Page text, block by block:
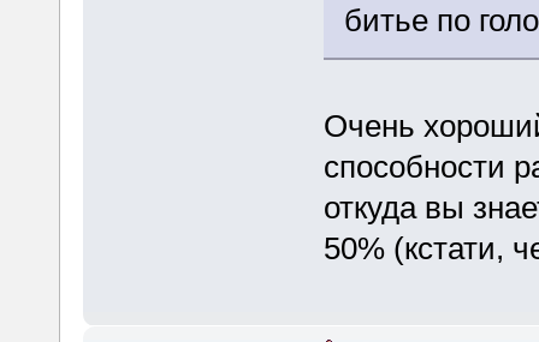
битье по
Очень
способности
откуда вы
50% (кстати,